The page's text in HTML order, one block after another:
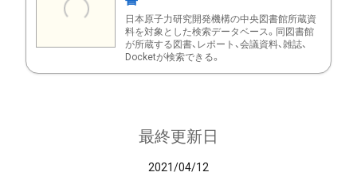
日本原子力研究開発機構の中央図書館所蔵資
料を対象とした検索データベース。同図書館
が所蔵する図書、レポート、会議資料、雑誌、
Docketが検索できる。
最終更新日
2021/04/12